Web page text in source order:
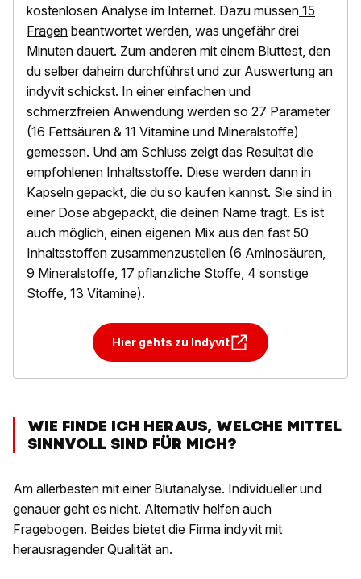
kostenlosen Analyse im Internet. Dazu müssen 15
Fragen beantwortet werden, was ungefähr drei
Minuten dauert. Zum anderen mit einem Bluttest, den
du selber daheim durchführst und zur Auswertung an
indyvit schickst. In einer einfachen und
schmerzfreien Anwendung werden so 27 Parameter
(16 Fettsäuren & 11 Vitamine und Mineralstoffe)
gemessen. Und am Schluss zeigt das Resultat die
empfohlenen Inhaltsstoffe. Diese werden dann in
Kapseln gepackt, die du so kaufen kannst. Sie sind in
einer Dose abgepackt, die deinen Name trägt. Es ist
auch möglich, einen eigenen Mix aus den fast 50
Inhaltsstoffen zusammenzustellen (6 Aminosäuren,
9 Mineralstoffe, 17 pflanzliche Stoffe, 4 sonstige
Stoffe, 13 Vitamine).
Hier gehts zu Indyvit
WIE FINDE ICH HERAUS, WELCHE MITTEL
SINNVOLL SIND FÜR MICH?
Am allerbesten mit einer Blutanalyse. Individueller und
genauer geht es nicht. Alternativ helfen auch
Fragebogen. Beides bietet die Firma indyvit mit
herausragender Qualität an.